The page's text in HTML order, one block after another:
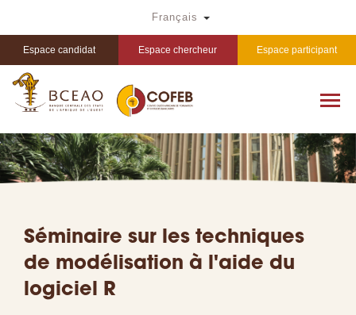
principal
Français Toggle Dropdown
Espace candidat Espace chercheur Espace participant
Séminaire sur les techniques
de modélisation à l'aide du
logiciel R